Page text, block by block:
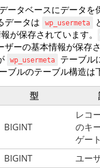
ータベースにデータを
データは
wp_usermeta
が保存されています。
ザーの基本情報が保存
wp_usermeta
テーブル
ブルのテーブル構造は
型
BIGINT
レコ
のキ
ゲー
BIGINT
ユー